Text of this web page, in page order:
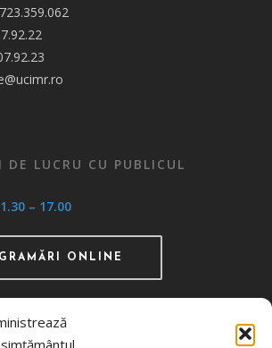
DE LUCRU CU PUBLICUL
– 17.00
ONLINE